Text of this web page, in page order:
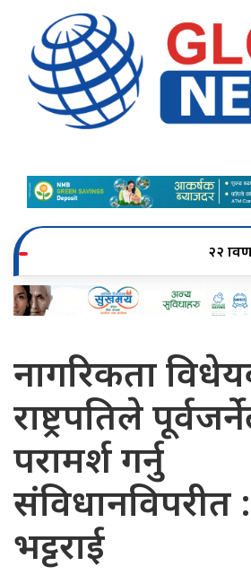
२२
नागरिकता
राष्ट्रपतिले
परामर्श गर्नु
संविधानविपरीत
भट्टराई